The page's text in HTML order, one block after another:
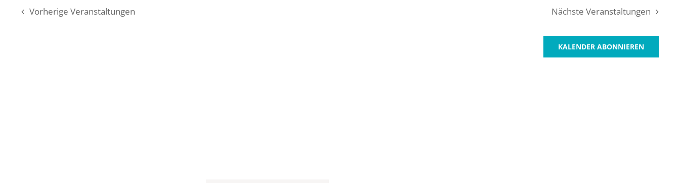
Vorherige Veranstaltungen NächsteVeranstaltungen
KALENDER ABONNIEREN